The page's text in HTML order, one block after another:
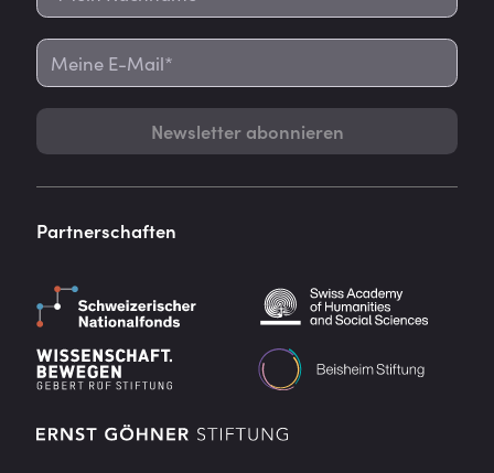
Newsletter abonnieren
Partnerschaften